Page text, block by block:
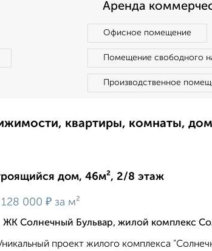
Аренда
Офисное помещение
Помещение свободного
Производственное
квартиры, комнаты,
дом, 46м², 2/8 этаж
128 000 ₽ за м²
Солнечный Бульвар, жилой комплекс
проект жилого комплекса